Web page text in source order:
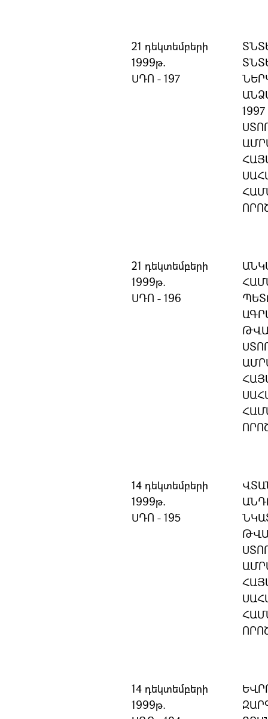
21 դեկտեմբերի
1999թ.
ՍԴՈ - 197
21 դեկտեմբերի
1999թ.
ՍԴՈ - 196
14 դեկտեմբերի
1999թ.
ՍԴՈ - 195
14 դեկտեմբերի
1999թ.